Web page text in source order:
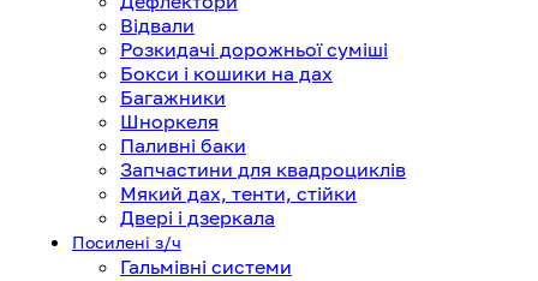
Відвали
Розкидачі дорожньої суміші
Бокси і кошики на дах
Багажники
Шноркеля
Паливні баки
Запчастини для квадроциклів
Мякий дах, тенти, стійки
Двері і дзеркала
Посилені з/ч
Гальмівні системи